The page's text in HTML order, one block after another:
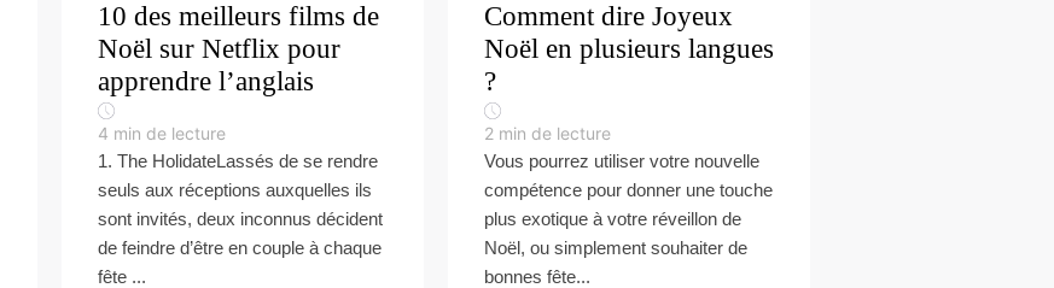
10 des meilleurs films de
Noël sur Netflix pour
apprendre l’anglais
4 min de lecture
1. The HolidateLassés de se rendre
seuls aux réceptions auxquelles ils
sont invités, deux inconnus décident
de feindre d’être en couple à chaque
fête ...
Comment dire Joyeux
Noël en plusieurs langues
?
2 min de lecture
Vous pourrez utiliser votre nouvelle
compétence pour donner une touche
plus exotique à votre réveillon de
Noël, ou simplement souhaiter de
bonnes fête...